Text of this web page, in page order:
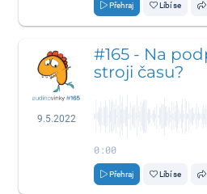
Přehraj Líbí se
9.5.2022
#165 - Na
stroji času?
0:00
Přehraj Líbí se